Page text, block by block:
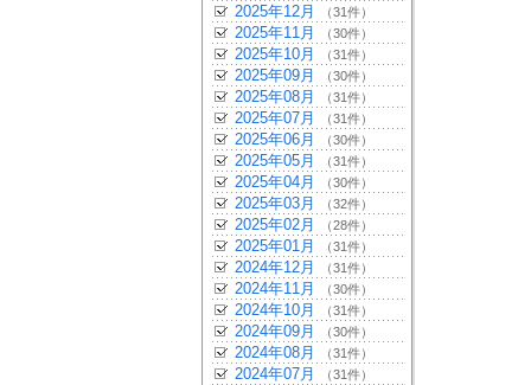
2025年12月 （31件）
2025年11月 （30件）
2025年10月 （31件）
2025年09月 （30件）
2025年08月 （31件）
2025年07月 （31件）
2025年06月 （30件）
2025年05月 （31件）
2025年04月 （30件）
2025年03月 （32件）
2025年02月 （28件）
2025年01月 （31件）
2024年12月 （31件）
2024年11月 （30件）
2024年10月 （31件）
2024年09月 （30件）
2024年08月 （31件）
2024年07月 （31件）